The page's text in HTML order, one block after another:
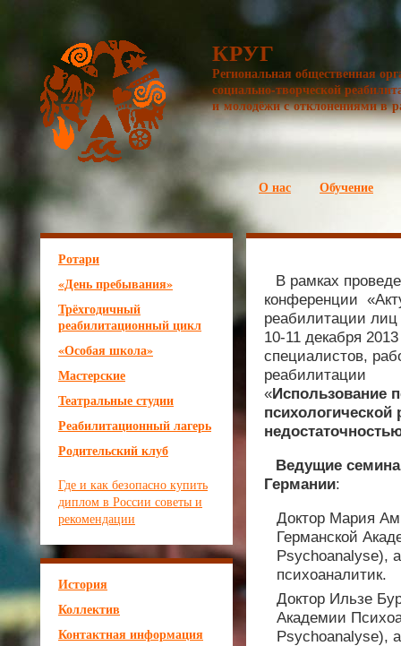
КРУГ
Региональная общественная
социально-творческой
и молодёжи с отклонениями в
О нас Обучение
Ротари
«День пребывания»
Трёхгодичный
реабилитационный цикл
«Особая школа»
Мастерские
Театральные студии
Реабилитационный лагерь
Родительский клуб
Где и как безопасно купить
диплом в России советы и
рекомендации
История
Коллектив
Контактная информация
В рамках
конференции
реабилитации
10-11 декабря
специалистов,
реабилитации
«Использование
психологической
Ведущие
Германии:
Доктор Мария
Германской
Psychoanalyse),
психоаналитик.
Доктор Ильзе
Академии
Psychoanalyse),